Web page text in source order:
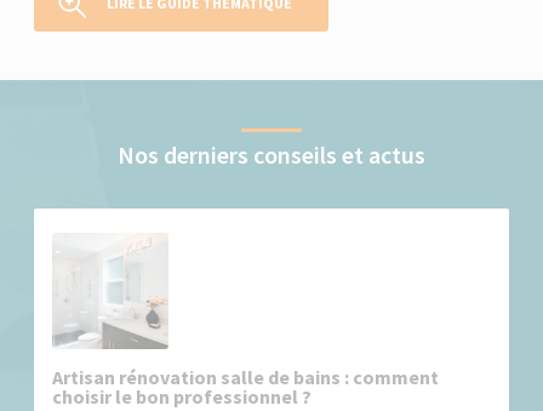
Nos derniers conseils et actus
Artisan rénovation salle de bains : comment
choisir le bon professionnel ?